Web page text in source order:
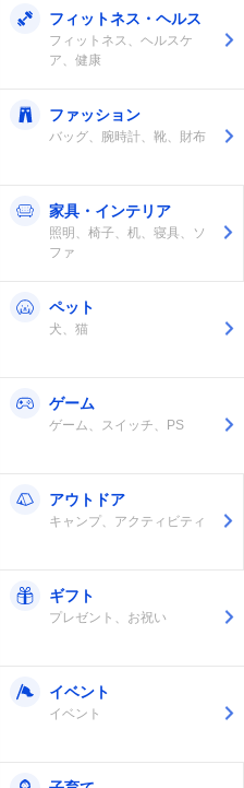
フィットネス・ヘルス
フィットネス、ヘルスケ
ア、健康
ファッション
バッグ、腕時計、靴、財布
家具・インテリア
照明、椅子、机、寝具、ソ
ファ
ペット
犬、猫
ゲーム
ゲーム、スイッチ、PS
アウトドア
キャンプ、アクティビティ
ギフト
プレゼント、お祝い
イベント
イベント